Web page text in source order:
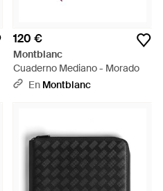
120 €
Montblanc
Cuaderno Mediano - Morado
En Montblanc